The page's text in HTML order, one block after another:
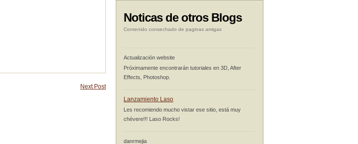
Next Post
Noticas de otros Blogs
Contenido consechado de paginas amigas
Actualización website
Próximamente encontrarán tutoriales en 3D, After
Effects, Photoshop.
Lanzamiento Laso
Les recomiendo mucho vistar ese sitio, está muy
chévere!!! Laso Rocks!
danrmejia